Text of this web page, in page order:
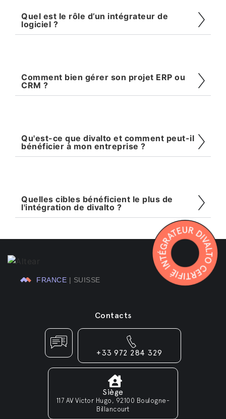
Quel est le rôle d’un intégrateur de
logiciel ?
Comment bien gérer son projet ERP ou
CRM ?
Qu'est-ce que divalto et comment peut-il
bénéficier à mon entreprise ?
Quelles cibles bénéficient le plus de
l'intégration de divalto ?
SUISSE
Contacts
+33 972 284 329
Siège
117 AV Victor Hugo, 92100 Boulogne-
Billancourt